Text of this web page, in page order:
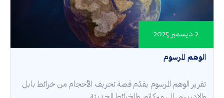
الوهم المرسوم
2 ديسمبر 2025
تقرير الوهم المرسوم يقدّم قصة تحريف الأحجام من خرائط بابل